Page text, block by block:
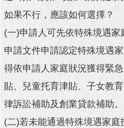
澄
清
雙
語
詞
台
北
如果不行，應該如何選擇？
(一)申請人可先依特殊境遇
申請文件申請認定特殊境遇
得依申請人家庭狀況獲得緊
貼、兒童托育津貼、子女教
律訴訟補助及創業貸款補助。
(二)若未能通過特殊境遇家